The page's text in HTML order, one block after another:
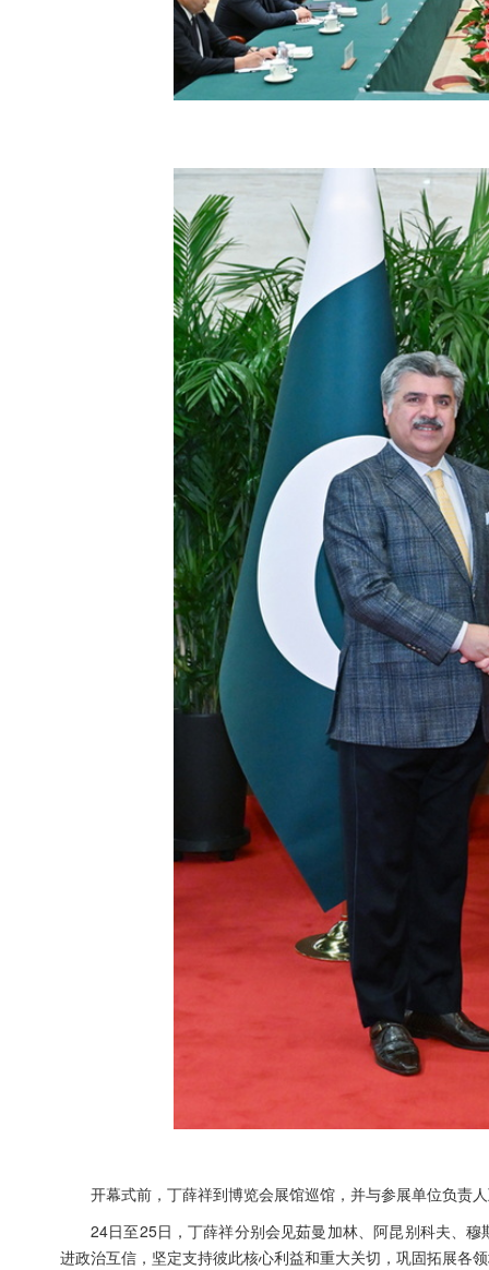
开幕式前，丁薛祥到博览会展馆巡馆，并与参展单位负责
24日至25日，丁薛祥分别会见茹曼加林、阿昆别科夫、
进政治互信，坚定支持彼此核心利益和重大关切，巩固拓展各